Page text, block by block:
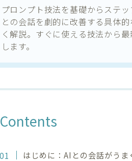
プロンプト技法を基礎からステ
との会話を劇的に改善する具体
く解説。すぐに使える技法から
します。
Contents
はじめに：AIとの会話がう